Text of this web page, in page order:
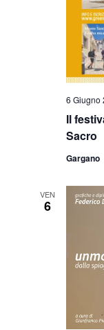
Il
Sacro
6 Giugno
Gargano
VEN
6